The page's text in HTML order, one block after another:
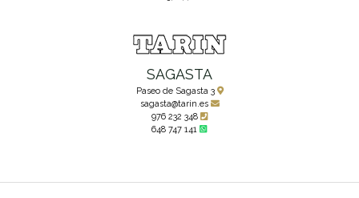
SAGASTA
Paseo de Sagasta 3
sagasta@tarin.es
976 232 348
648 747 141